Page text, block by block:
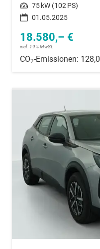
Leistung 75 kW (102 PS)
01.05.2025
18.580,– €
incl. 19% MwSt.
CO2-Emissionen: